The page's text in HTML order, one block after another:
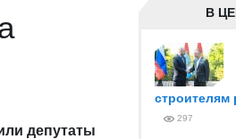
депутаты
В
строителям
297